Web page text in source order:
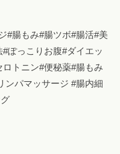
腸もみ#腸ツボ#腸活#美
ぽっこりお腹#ダイエッ
ロトニン#便秘薬#腸もみ
ンパマッサージ #腸内細